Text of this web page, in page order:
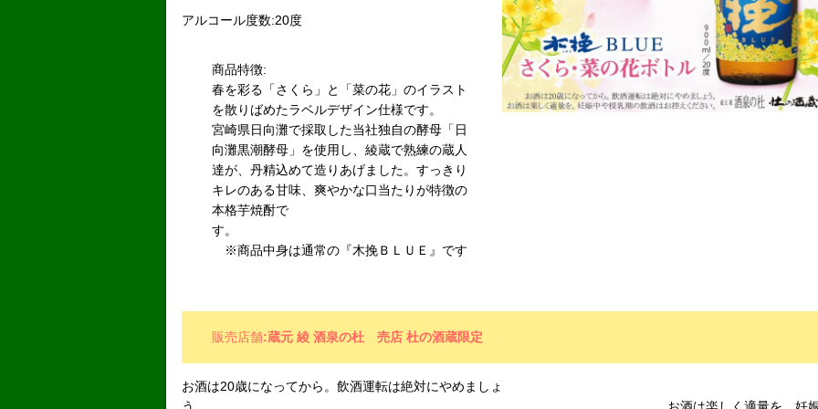
アルコール度数:20度
商品特徴:
春を彩る「さくら」と「菜の花」のイラスト
を散りばめたラベルデザイン仕様です。
宮崎県日向灘で採取した当社独自の酵母「日
向灘黒潮酵母」を使用し、綾蔵で熟練の蔵人
達が、丹精込めて造りあげました。すっきり
キレのある甘味、爽やかな口当たりが特徴の
本格芋焼酎で
す。
※商品中身は通常の『木挽ＢＬＵＥ』です
販売店舗:蔵元 綾 酒泉の杜 売店 杜の酒蔵限定
お酒は20歳になってから。飲酒運転は絶対にやめましょ